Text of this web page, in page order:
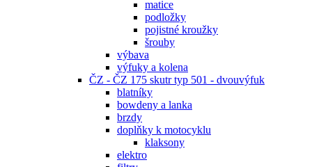
matice
podložky
pojistné kroužky
šrouby
výbava
výfuky a kolena
ČZ - ČZ 175 skutr typ 501 - dvouvýfuk
blatníky
bowdeny a lanka
brzdy
doplňky k motocyklu
klaksony
elektro